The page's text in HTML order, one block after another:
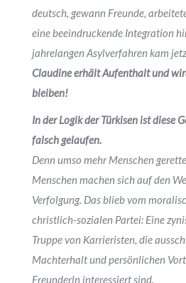
deutsch, gewann Freunde,
eine beeindruckende Integration
jahrelangen Asylverfahren kam
Claudine erhält Aufenthalt und
bleiben!
In der Logik der Türkisen ist diese
falsch gelaufen.
Denn umso mehr Menschen
Menschen machen sich auf den
Verfolgung. Das blieb vom
christlich-sozialen Partei: Eine
Truppe von Karrieristen, die
Machterhalt und persönlichen
Freunderln interessiert sind.